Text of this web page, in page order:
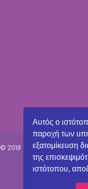
Αυτός ο
παροχή των
εξατομίκευση
της
ιστότοπου,
© 2018 Παιδικοί